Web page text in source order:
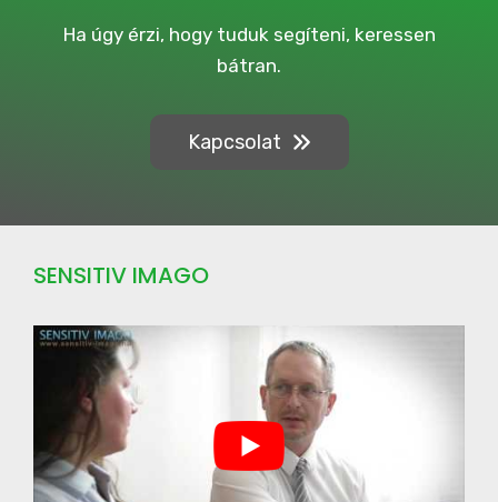
Ha úgy érzi, hogy tuduk segíteni, keressen
bátran.
Kapcsolat
SENSITIV IMAGO